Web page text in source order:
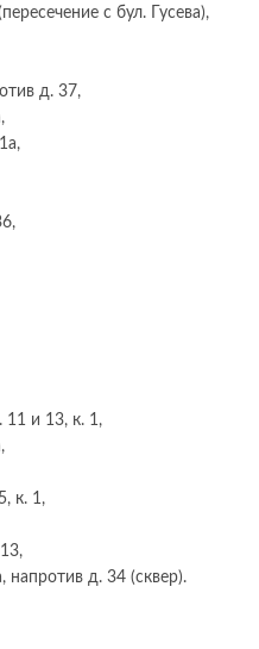
с бул. Гусева),
д. 37,
и 13, к. 1,
к. 1,
д. 34 (сквер).